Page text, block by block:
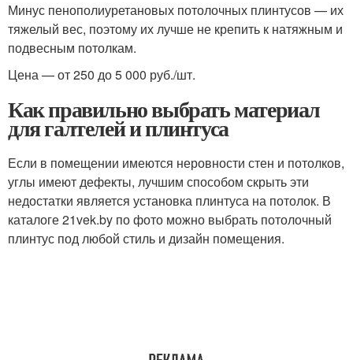
Минус пенополиуретановых потолочных плинтусов — их
тяжелый вес, поэтому их лучше не крепить к натяжным и
подвесным потолкам.
Цена — от 250 до 5 000 руб./шт.
Как правильно выбрать материал
для галтелей и плинтуса
Если в помещении имеются неровности стен и потолков,
углы имеют дефекты, лучшим способом скрыть эти
недостатки является установка плинтуса на потолок. В
каталоге 21vek.by по фото можно выбрать потолочный
плинтус под любой стиль и дизайн помещения.